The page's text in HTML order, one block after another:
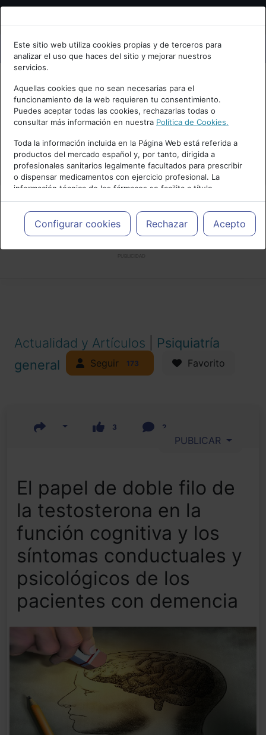
Bienvenid@ a psiquiatria.com
Escribe tu Email
Accede o regístrate con tu email.
Cancelar
Este sitio web utiliza cookies propias y de terceros para
analizar el uso que haces del sitio y mejorar nuestros
servicios.
Aquellas cookies que no sean necesarias para el
funcionamiento de la web requieren tu consentimiento.
Puedes aceptar todas las cookies, rechazarlas todas o
consultar más información en nuestra Política de Cookies.
Toda la información incluida en la Página Web está referida a
productos del mercado español y, por tanto, dirigida a
profesionales sanitarios legalmente facultados para prescribir
o dispensar medicamentos con ejercicio profesional. La
información técnica de los fármacos se facilita a título
meramente informativo, siendo responsabilidad de los
profesionales facultados prescribir medicamentos y decidir, en
cada caso concreto, el tratamiento más adecuado a las
necesidades del paciente.
Configurar cookies Rechazar Acepto
Actualidad y Artículos
Psiquiatría
general
Seguir 173 Favorito
3 2
PUBLICAR
El papel de doble filo de
la testosterona en la
función cognitiva y los
síntomas conductuales y
psicológicos de los
pacientes con demencia